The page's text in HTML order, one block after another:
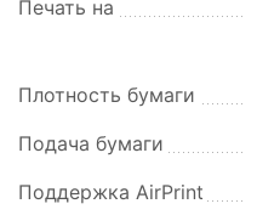
Печать на
Плотность бумаги
Подача бумаги
Поддержка AirPrint